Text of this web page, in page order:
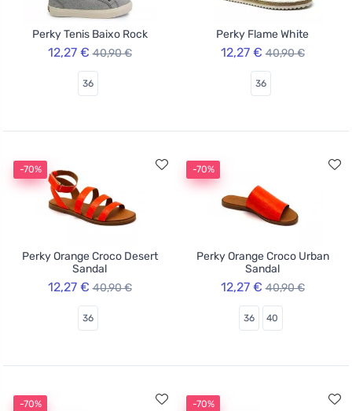
Perky Tenis Baixo Rock
12,27 € 40,90 €
36
Perky Flame White
12,27 € 40,90 €
36
-70%
Perky Orange Croco Desert
Sandal
12,27 € 40,90 €
36
-70%
Perky Orange Croco Urban
Sandal
12,27 € 40,90 €
36 40
-70% -70%